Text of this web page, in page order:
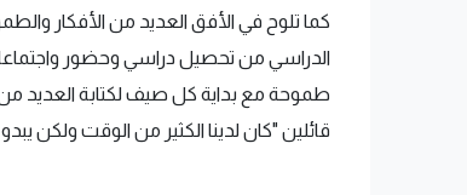
كما تلوح في الأفق العديد من الأفكار
الدراسي من تحصيل دراسي وحضور
طموحة مع بداية كل صيف لكتابة العديد من
قائلين "كان لدينا الكثير من الوقت ولكن